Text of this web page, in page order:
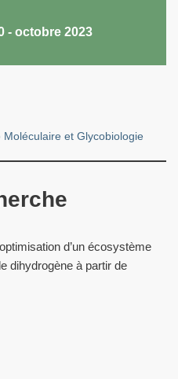
- octobre 2023
Moléculaire et Glycobiologie
d’un écosystème
dihydrogène à partir de